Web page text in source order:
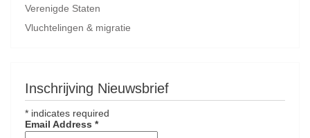
Verenigde Staten
Vluchtelingen & migratie
Inschrijving Nieuwsbrief
* indicates required
Email Address *